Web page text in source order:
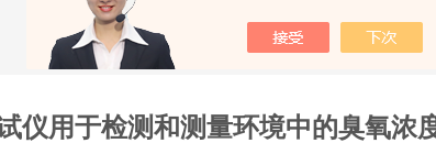
当前位置
仪用于检测和测量环境中的臭氧浓